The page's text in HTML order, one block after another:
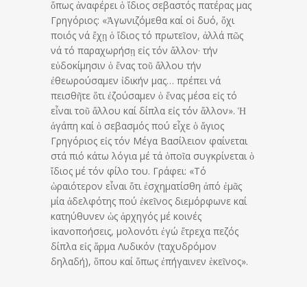
ὅπως ἀναφέρει ὁ ἴδιος σεβαστός πατέρας μας
Γρηγόριος: «Ἀγωνιζόμεθα καί οἱ δυό, ὄχι
ποιός νά ἔχῃ ὁ ἴδιος τό πρωτεῖον, ἀλλά πῶς
νά τό παραχωρήσῃ εἰς τόν ἄλλον· τήν
εὐδοκίμησιν ὁ ἕνας τοῦ ἄλλου τήν
ἐθεωρούσαμεν ἰδικήν μας… πρέπει νά
πεισθῆτε ὅτι ἐζούσαμεν ὁ ἕνας μέσα εἰς τό
εἶναι τοῦ ἄλλου καί δίπλα εἰς τόν ἄλλον». Ἡ
ἀγάπη καί ὁ σεβασμός πού εἶχε ὁ ἅγιος
Γρηγόριος εἰς τόν Μέγα Βασίλειον φαίνεται
στά πιό κάτω λόγια μέ τά ὁποῖα συγκρίνεται ὁ
ἴδιος μέ τόν φίλο του. Γράφει: «Τό
ὡραιότερον εἶναι ὅτι ἐσχηματίσθη ἀπό ἐμᾶς
μία ἀδελφότης πού ἐκεῖνος διεμόρφωνε καί
κατηύθυνεν ὡς ἀρχηγός μέ κοινές
ἱκανοποήσεις, μολονότι ἐγώ ἔτρεχα πεζός
δίπλα εἰς ἅρμα Λυδικόν (ταχυδρόμον
δηλαδή), ὅπου καί ὅπως ἐπήγαινεν ἑκεῖνος».